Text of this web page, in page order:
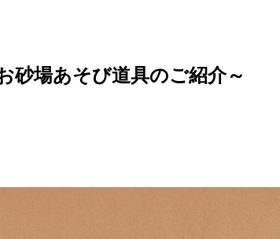
場あそび道具のご紹介～